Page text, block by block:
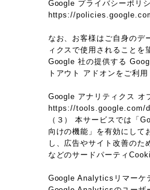
Google プライバシーポリシ
https://
なお、お客様はご自身のデ
ィクスで使用されることを
Google 社の提供する
トアウト アドオンをご利用
Google アナリティクス オ
https://tools.google.com/
（３） 本サービスでは「
向けの機能」を有効にして
し、広告やサイト改善の
などのサードパーティ
Google Analyticsリマーケ